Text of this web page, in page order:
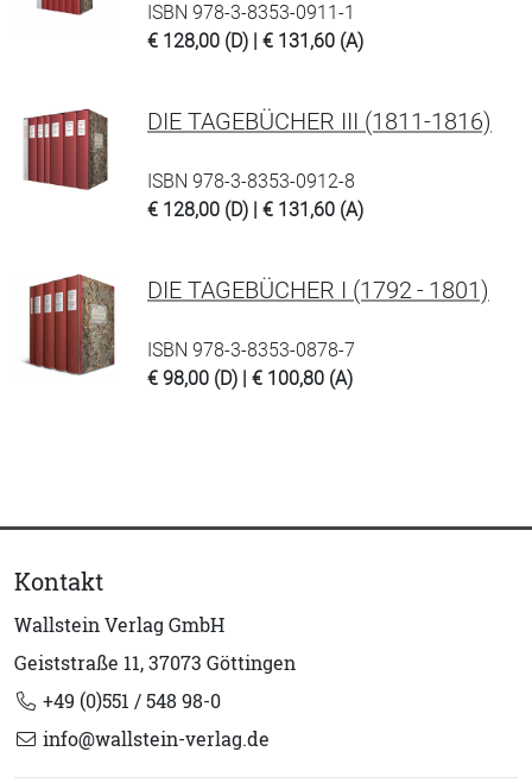
ISBN 978-3-8353-0911-1
€ 128,00 (D) | € 131,60 (A)
DIE TAGEBÜCHER III (1811-1816)
ISBN 978-3-8353-0912-8
€ 128,00 (D) | € 131,60 (A)
DIE TAGEBÜCHER I (1792 - 1801)
ISBN 978-3-8353-0878-7
€ 98,00 (D) | € 100,80 (A)
Kontakt
Wallstein Verlag GmbH
Geiststraße 11, 37073 Göttingen
+49 (0)551 / 548 98-0
info@wallstein-verlag.de